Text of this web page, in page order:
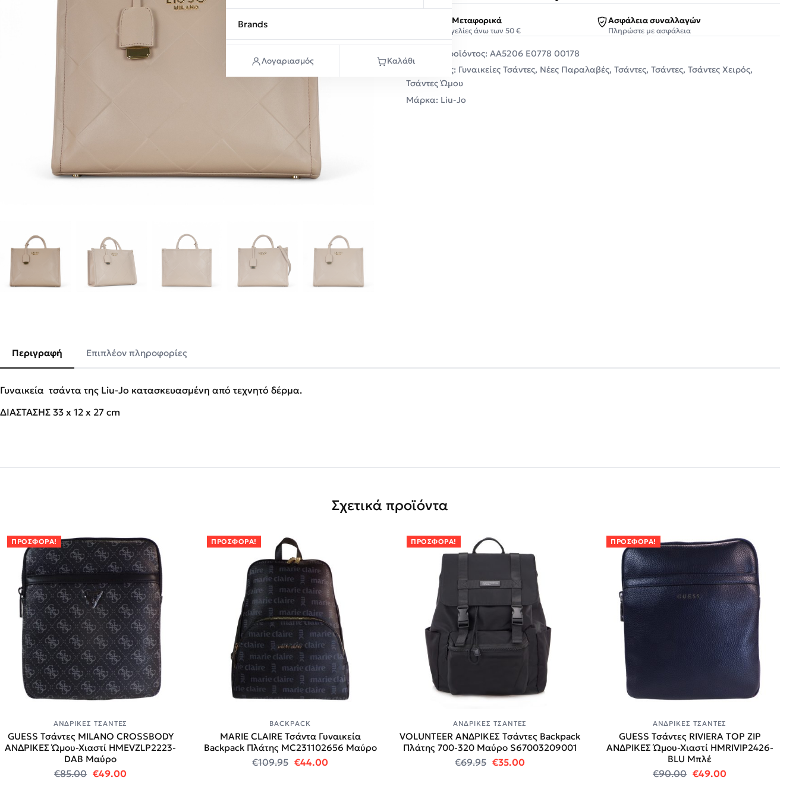
Brands
Λογαριασμός Καλάθι
Δωρεάν Μεταφορικά
Σε παραγγελίες άνω των 50 €
Ασφάλεια συναλλαγών
Πληρώστε με ασφάλεια
Κωδικός προϊόντος: AA5206 E0778 00178
Κατηγορίες: Γυναικείες Τσάντες, Νέες Παραλαβές, Τσάντες, Τσάντες, Τσάντες Χειρός,
Τσάντες Ώμου
Μάρκα: Liu-Jo
Περιγραφή Επιπλέον πληροφορίες
Γυναικεία τσάντα της Liu-Jo κατασκευασμένη από τεχνητό δέρμα.
ΔΙΑΣΤΑΣΗΣ 33 x 12 x 27 cm
Σχετικά προϊόντα
ΠΡΟΣΦΟΡΆ!
ΑΝΔΡΙΚΈΣ ΤΣΆΝΤΕΣ
GUESS Τσάντες MILANO CROSSBODY
ΑΝΔΡΙΚΕΣ Ώμου-Χιαστί HMEVZLP2223-
DAB Μαύρο
€85.00 Original price was: €85.00.
€49.00Η τρέχουσα τιμή είναι: €49.00.
ΠΡΟΣΦΟΡΆ!
BACKPACK
MARIE CLAIRE Τσάντα Γυναικεία
Backpack Πλάτης MC231102656 Μαύρο
€109.95 Original price was: €109.95.
€44.00Η τρέχουσα τιμή είναι: €44.00.
ΠΡΟΣΦΟΡΆ!
ΑΝΔΡΙΚΈΣ ΤΣΆΝΤΕΣ
VOLUNTEER ΑΝΔΡΙΚΕΣ Τσάντες Backpack
Πλάτης 700-320 Mαύρο S67003209001
€69.95 Original price was: €69.95.
€35.00Η τρέχουσα τιμή είναι: €35.00.
ΠΡΟΣΦΟΡΆ!
ΑΝΔΡΙΚΈΣ ΤΣΆΝΤΕΣ
GUESS Τσάντες RIVIERA TOP ZIP
ΑΝΔΡΙΚΕΣ Ώμου-Χιαστί HMRIVIP2426-
BLU Μπλέ
€90.00 Original price was:
€49.00Η τρέχουσα